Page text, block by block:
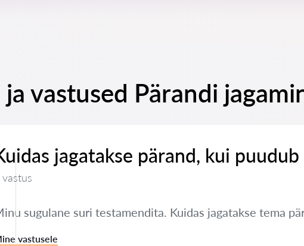
ja vastused Pärandi
jagatakse pärand, kui
vastus
sugulane suri testamendita. Kuidas jagatakse tema
vastusele